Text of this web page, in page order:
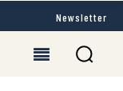
Newsletter